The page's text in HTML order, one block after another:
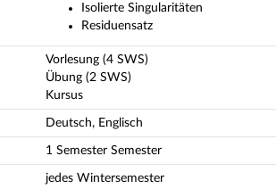
Isolierte Singularitäten
Residuensatz
Vorlesung (4 SWS)
Übung (2 SWS)
Kursus
Deutsch, Englisch
1 Semester Semester
jedes Wintersemester